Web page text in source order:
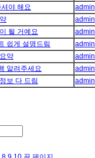
야 해요 admin
admin
될 거예요 admin
쉽게 설명드림 admin
약 admin
알려주세요 admin
보 다 드림 admin